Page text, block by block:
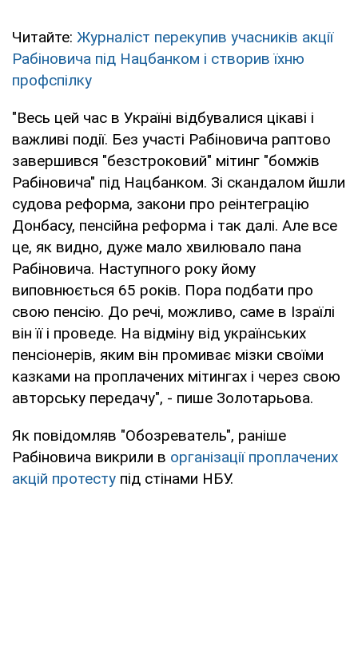
Читайте: Журналіст перекупив учасників акції
Рабіновича під Нацбанком і створив їхню
профспілку
"Весь цей час в Україні відбувалися цікаві і
важливі події. Без участі Рабіновича раптово
завершився "безстроковий" мітинг "бомжів
Рабіновича" під Нацбанком. Зі скандалом йшли
судова реформа, закони про реінтеграцію
Донбасу, пенсійна реформа і так далі. Але все
це, як видно, дуже мало хвилювало пана
Рабіновича. Наступного року йому
виповнюється 65 років. Пора подбати про
свою пенсію. До речі, можливо, саме в Ізраїлі
він її і проведе. На відміну від українських
пенсіонерів, яким він промиває мізки своїми
казками на проплачених мітингах і через свою
авторську передачу", - пише Золотарьова.
Як повідомляв "Обозреватель", раніше
Рабіновича викрили в організації проплачених
акцій протесту під стінами НБУ.